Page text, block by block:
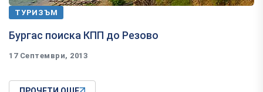
ТУРИЗЪМ
Бургас поиска КПП до Резово
17 Септември, 2013